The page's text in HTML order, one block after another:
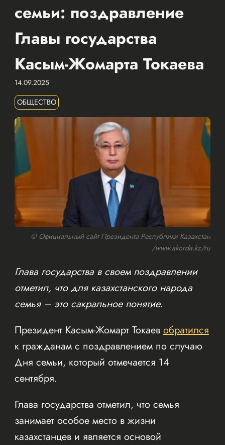
семьи: поздравление
Главы государства
Касым-Жомарта Токаева
14.09.2025
ОБЩЕСТВО
© Официальный сайт Президента Республики Казахстан
/www.akorda.kz/ru
Глава государства в своем поздравлении
отметил, что для казахстанского народа
семья – это сакральное понятие.
Президент Касым-Жомарт Токаевобратился
к гражданам с поздравлением по случаю
Дня семьи, который отмечается 14
сентября.
Глава государства отметил, что семья
занимает особое место в жизни
казахстанцев и является основой